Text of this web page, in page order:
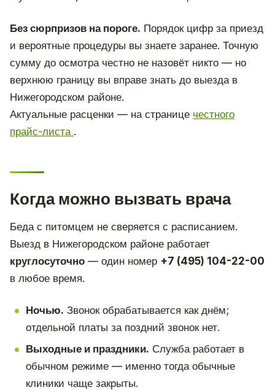
Без сюрпризов на пороге. Порядок цифр за приезд
и вероятные процедуры вы знаете заранее. Точную
сумму до осмотра честно не назовёт никто — но
верхнюю границу вы вправе знать до выезда в
Нижегородском районе.
Актуальные расценки — на странице честного
прайс-листа .
Когда можно вызвать врача
Беда с питомцем не сверяется с расписанием.
Выезд в Нижегородском районе работает
круглосуточно — один номер +7 (495) 104-22-00
в любое время.
Ночью. Звонок обрабатывается как днём;
отдельной платы за поздний звонок нет.
Выходные и праздники. Служба работает в
обычном режиме — именно тогда обычные
клиники чаще закрыты.